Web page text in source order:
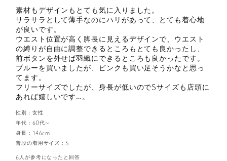
素材もデザインもとても気に入りました。
サラサラとして薄手なのにハリがあって、とても着心地
が良いです。
ウエスト位置が高く脚長に見えるデザインで、ウエスト
の縛りが自由に調整できるところもとても良かったし、
前ボタンを外せば羽織にできるところも良かったです。
ブルーを買いましたが、ピンクも買い足そうかなと思っ
てます。
フリーサイズでしたが、身長が低いのでSサイズも店頭に
あれば嬉しいです…。
性別： 女性
年代： 60代～
身長： 146cm
普段の着用サイズ：S
6人が参考になったと回答